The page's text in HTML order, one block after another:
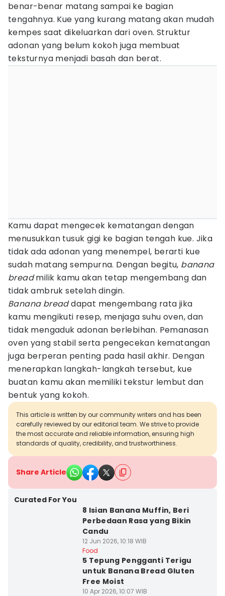
benar-benar matang sampai ke bagian
tengahnya. Kue yang kurang matang akan mudah
kempes saat dikeluarkan dari oven. Struktur
adonan yang belum kokoh juga membuat
teksturnya menjadi basah dan berat.
Kamu dapat mengecek kematangan dengan
menusukkan tusuk gigi ke bagian tengah kue. Jika
tidak ada adonan yang menempel, berarti kue
sudah matang sempurna. Dengan begitu, banana
breadmilik kamu akan tetap mengembang dan
tidak ambruk setelah dingin.
Banana breaddapat mengembang rata jika
kamu mengikuti resep, menjaga suhu oven, dan
tidak mengaduk adonan berlebihan. Pemanasan
oven yang stabil serta pengecekan kematangan
juga berperan penting pada hasil akhir. Dengan
menerapkan langkah-langkah tersebut, kue
buatan kamu akan memiliki tekstur lembut dan
bentuk yang kokoh.
This article is written by our community writers and has been
carefully reviewed by our editorial team. We strive to provide
the most accurate and reliable information, ensuring high
standards of quality, credibility, and trustworthiness.
Share Article
Curated For You
8 Isian Banana Muffin, Beri
Perbedaan Rasa yang Bikin
Candu
12 Jun 2026, 10:18 WIB
Food
5 Tepung Pengganti Terigu
untuk Banana Bread Gluten
Free Moist
10 Apr 2026, 10:07 WIB